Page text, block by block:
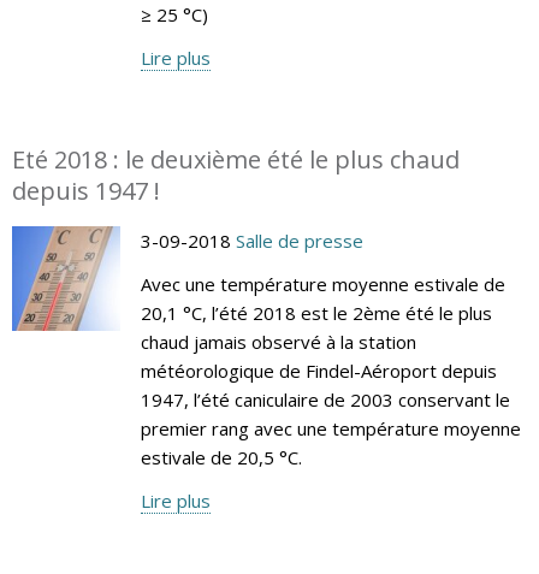
≥ 25 °C)
Lire plus
Eté 2018 : le deuxième été le plus chaud
depuis 1947 !
3-09-2018 Salle de presse
Avec une température moyenne estivale de
20,1 °C, l’été 2018 est le 2ème été le plus
chaud jamais observé à la station
météorologique de Findel-Aéroport depuis
1947, l’été caniculaire de 2003 conservant le
premier rang avec une température moyenne
estivale de 20,5 °C.
Lire plus